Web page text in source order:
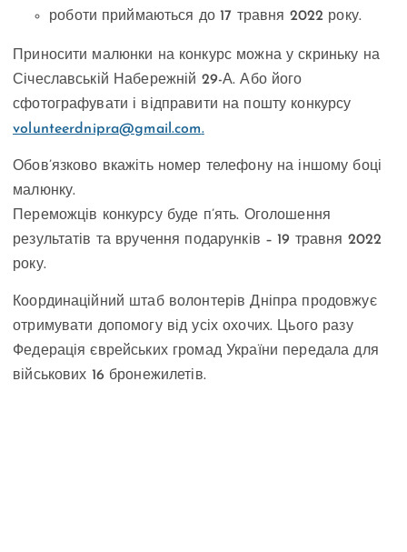
роботи приймаються до 17 травня 2022 року.
Приносити малюнки на конкурс можна у скриньку на
Січеславській Набережній 29-А. Або його
сфотографувати і відправити на пошту конкурсу
volunteerdnipra@gmail.com.
Обов’язково вкажіть номер телефону на іншому боці
малюнку.
Переможців конкурсу буде п’ять. Оголошення
результатів та вручення подарунків – 19 травня 2022
року.
Координаційний штаб волонтерів Дніпра продовжує
отримувати допомогу від усіх охочих. Цього разу
Федерація єврейських громад України передала для
військових 16 бронежилетів.